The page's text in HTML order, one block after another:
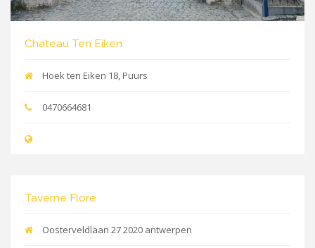
Chateau Ten Eiken
Hoek ten Eiken 18, Puurs
0470664681
Taverne Flore
Oosterveldlaan 27 2020 antwerpen